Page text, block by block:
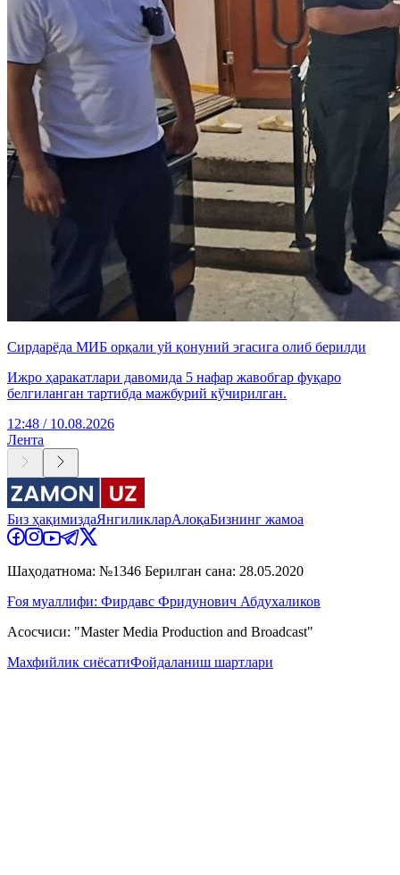
Сирдарёда МИБ орқали уй қонуний эгасига олиб берилди
Ижро ҳаракатлари давомида 5 нафар жавобгар фуқаро
белгиланган тартибда мажбурий кўчирилган.
12:48 / 10.08.2026
Лента
Биз ҳақимиздаЯнгиликларАлоқаБизнинг жамоа
Шаҳодатнома: №1346 Берилган сана: 28.05.2020
Ғоя муаллифи: Фирдавс Фридунович Абдухаликов
Асосчиси: "Master Media Production and Broadcast"
Махфийлик сиёсатиФойдаланиш шартлари